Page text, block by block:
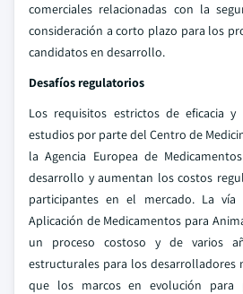
comerciales relacionadas con la
consideración a corto plazo para los
candidatos en desarrollo.
Desafíos regulatorios
Los requisitos estrictos de eficacia
estudios por parte del Centro de
la Agencia Europea de
desarrollo y aumentan los costos
participantes en el mercado. La
Aplicación de Medicamentos para
un proceso costoso y de varios
estructurales para los desarrolladores
que los marcos en evolución para